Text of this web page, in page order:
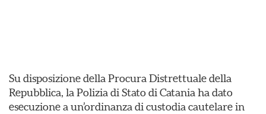
Su disposizione della Procura Distrettuale della
Repubblica, la Polizia di Stato di Catania ha dato
esecuzione a un’ordinanza di custodia cautelare in